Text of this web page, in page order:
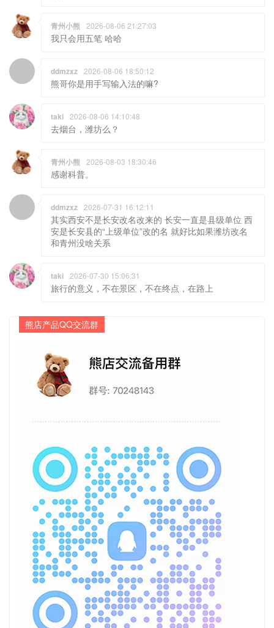
青州小熊 2026-08-06 21:27:03
我只会用五笔 哈哈
ddmzxz 2026-08-06 18:50:12
熊哥你是用手写输入法的嘛?
taki 2026-08-06 14:10:48
去烟台，潍坊么？
青州小熊 2026-08-03 18:30:46
感谢科普。
ddmzxz 2026-07-31 16:12:11
其实西安不是长安改名改来的 长安一直是县级单位 西
安是长安县的“上级单位”改的名 就好比如果潍坊改名
和青州没啥关系
taki 2026-07-30 15:06:31
旅行的意义，不在景区，不在终点，在路上
熊店产品QQ交流群